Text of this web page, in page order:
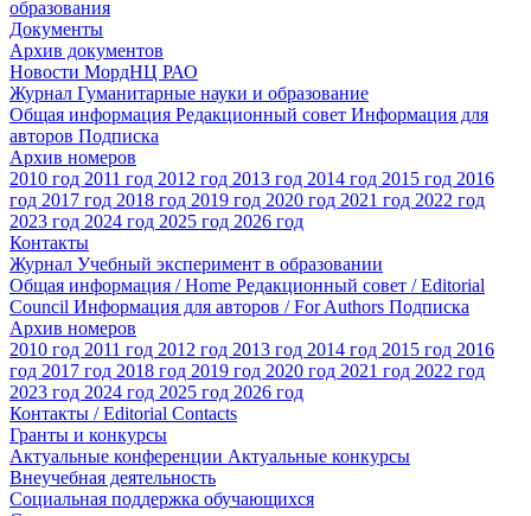
образования
Документы
Архив документов
Новости МордНЦ РАО
Журнал Гуманитарные науки и образование
Общая информация Редакционный совет Информация для
авторов Подписка
Архив номеров
2010 год 2011 год 2012 год 2013 год 2014 год 2015 год 2016
год 2017 год 2018 год 2019 год 2020 год 2021 год 2022 год
2023 год 2024 год 2025 год 2026 год
Контакты
Журнал Учебный эксперимент в образовании
Общая информация / Home Редакционный совет / Editorial
Council Информация для авторов / For Authors Подписка
Архив номеров
2010 год 2011 год 2012 год 2013 год 2014 год 2015 год 2016
год 2017 год 2018 год 2019 год 2020 год 2021 год 2022 год
2023 год 2024 год 2025 год 2026 год
Контакты / Editorial Contacts
Гранты и конкурсы
Актуальные конференции Актуальные конкурсы
Внеучебная деятельность
Социальная поддержка обучающихся